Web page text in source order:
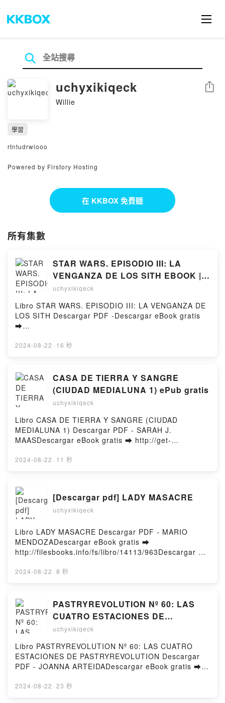
uchyxikiqeck
Willie
分享
學習
rtntudrwlooo
Powered by Firstory Hosting
在 KKBOX 免費聽
所有集數
STAR WARS. EPISODIO III: LA
VENGANZA DE LOS SITH EBOOK | |
Descargar libro PDF EPUB
uchyxikiqeck
Libro STAR WARS. EPISODIO III: LA VENGANZA DE
LOS SITH Descargar PDF -Descargar eBook gratis
➡
o leer en línea STAR WARS. EPISODIO III: LA
DE LOS SITH PDF, STAR WARS. EPISODIO III: LA
VENGANZA DE LOS SITH Epub, STAR WARS.
EPISODIO III: LA VENGANZA DE LOS SITH Leer en
línea , STAR WARS. EPISODIO III: LA VENGANZA
DE LOS SITH Audiolibro, STAR WARS. EPISODIO III:
LA VENGANZA DE LOS SITH VK, STAR WARS.
EPISODIO III: LA VENGANZA DE LOS SITH Kindle,
STAR WARS. EPISODIO III: LA VENGANZA DE LOS
SITH Epub VK, STAR WARS. EPISODIO III: LA
2024-08-22 · 16 秒
CASA DE TIERRA Y SANGRE
(CIUDAD MEDIALUNA 1) ePub gratis
uchyxikiqeck
Libro CASA DE TIERRA Y SANGRE (CIUDAD
MEDIALUNA 1) Descargar PDF - SARAH J.
MAASDescargar eBook gratis ➡ http://get-
línea CASA DE TIERRA Y SANGRE (CIUDAD
(CIUDAD MEDIALUNA 1) SARAH J. MAAS PDF, CASA
DE TIERRA Y SANGRE (CIUDAD MEDIALUNA 1)
SARAH J. MAAS Epub, CASA DE TIERRA Y SANGRE
(CIUDAD MEDIALUNA 1) SARAH J. MAAS Leer en
línea , CASA DE TIERRA Y SANGRE (CIUDAD
MEDIALUNA 1) SARAH J. MAAS Audiolibro, CASA DE
TIERRA Y SANGRE (CIUDAD MEDIALUNA 1) SARAH
MEDIALUNA 1) SARAH J. MAAS Kindle, CASA DE
(CIUDAD MEDIALUNA 1) SARAH J. MAAS Descargar
gratisPowered by Firstory Hosting
2024-08-22 · 11 秒
[Descargar pdf] LADY MASACRE
uchyxikiqeck
Libro LADY MASACRE Descargar PDF - MARIO
MENDOZADescargar eBook gratis ➡
http://filesbooks.info/fs/libro/14113/963Descargar o
ePub Mobi) de MARIO MENDOZA.LADY MASACRE
Leer en línea , LADY MASACRE MARIO MENDOZA
Audiolibro, LADY MASACRE MARIO MENDOZA VK,
LADY MASACRE MARIO MENDOZA Kindle, LADY
MASACRE MARIO MENDOZA Epub VK, LADY
MASACRE MARIO MENDOZA Descargar
gratisPowered by Firstory Hosting
2024-08-22 · 8 秒
PASTRYREVOLUTION Nº 60: LAS
CUATRO ESTACIONES DE
PASTRYREVOLUTION leer pdf
uchyxikiqeck
Libro PASTRYREVOLUTION Nº 60: LAS CUATRO
ESTACIONES DE PASTRYREVOLUTION Descargar
PDF - JOANNA ARTEIDADescargar eBook gratis ➡
leer en línea PASTRYREVOLUTION Nº 60: LAS
2024-08-22 · 23 秒